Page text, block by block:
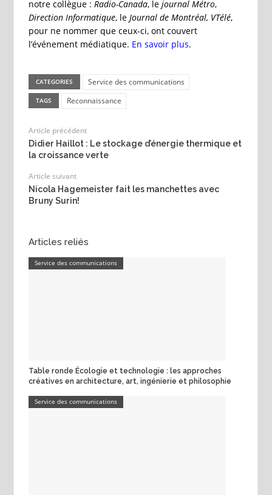
notre collègue : Radio-Canada, le journal Métro,
Direction Informatique, le Journal de Montréal, VTélé,
pour ne nommer que ceux-ci, ont couvert
l’événement médiatique. En savoir plus.
CATEGORIES Service des communications
TAGS Reconnaissance
Article précédent
Didier Haillot : Le stockage d’énergie thermique et
la croissance verte
Article suivant
Nicola Hagemeister fait les manchettes avec
Bruny Surin!
Articles reliés
Service des communications
Table ronde Écologie et technologie : les approches
créatives en architecture, art, ingénierie et philosophie
Service des communications